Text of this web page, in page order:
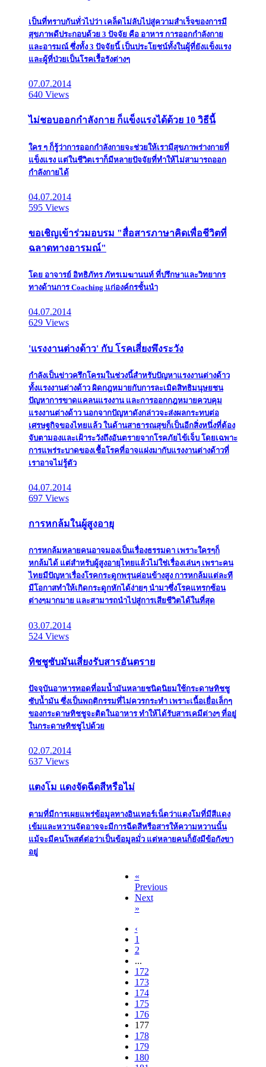
เป็นที่ทราบกันทั่วไปว่า เคล็ดไม่ลับไปสู่ความสำเร็จของการมี
สุขภาพดีประกอบด้วย 3 ปัจจัย คือ อาหาร การออกกำลังกาย
และอารมณ์ ซึ่งทั้ง 3 ปัจจัยนี้ เป็นประโยชน์ทั้งในผู้ที่ยังแข็งแรง
และผู้ที่ป่วยเป็นโรคเรื้อรังต่างๆ
07.07.2014
640 Views
ไม่ชอบออกกำลังกาย ก็แข็งแรงได้ด้วย 10 วิธีนี้
ใคร ๆ ก็รู้ว่าการออกกำลังกายจะช่วยให้เรามีสุขภาพร่างกายที่
แข็งแรง แต่ในชีวิตเราก็มีหลายปัจจัยที่ทำให้ไม่สามารถออก
กำลังกายได้
04.07.2014
595 Views
ขอเชิญเข้าร่วมอบรม "สื่อสารภาษาคิดเพื่อชีวิตที่
ฉลาดทางอารมณ์"
โดย อาจารย์ อิทธิภัทร ภัทรเมฆานนท์ ที่ปรึกษาและวิทยากร
ทางด้านการ Coaching แก่องค์กรชั้นนำ
04.07.2014
629 Views
'แรงงานต่างด้าว' กับ โรคเสี่ยงพึงระวัง
กำลังเป็นข่าวครึกโครมในช่วงนี้สำหรับปัญหาแรงงานต่างด้าว
ทั้งแรงงานต่างด้าว ผิดกฎหมายกับการละเมิดสิทธิมนุษยชน
ปัญหาการขาดแคลนแรงงาน และการออกกฎหมายควบคุม
แรงงานต่างด้าว นอกจากปัญหาดังกล่าวจะส่งผลกระทบต่อ
เศรษฐกิจของไทยแล้ว ในด้านสาธารณสุขก็เป็นอีกสิ่งหนึ่งที่ต้อง
จับตามองและเฝ้าระวังถึงอันตรายจากโรคภัยไข้เจ็บ โดยเฉพาะ
การแพร่ระบาดของเชื้อโรคที่อาจแฝงมากับแรงงานต่างด้าวที่
เราอาจไม่รู้ตัว
04.07.2014
697 Views
การหกล้มในผู้สูงอายุ
การหกล้มหลายคนอาจมองเป็นเรื่องธรรมดา เพราะใครๆก็
หกล้มได้ แต่สำหรับผู้สูงอายุไทยแล้วไม่ใช่เรื่องเล่นๆ เพราะคน
ไทยมีปัญหาเรื่องโรคกระดูกพรุนค่อนข้างสูง การหกล้มแต่ละที
มีโอกาสทำให้เกิดกระดูกหักได้ง่ายๆ นำมาซึ่งโรคแทรกซ้อน
ต่างๆมากมาย และสามารถนำไปสู่การเสียชีวิตได้ในที่สุด
03.07.2014
524 Views
ทิชชูซับมันเสี่ยงรับสารอันตราย
ปัจจุบันอาหารทอดที่อมน้ำมันหลายชนิดนิยมใช้กระดาษทิชชู
ซับน้ำมัน ซึ่งเป็นพฤติกรรมที่ไม่ควรกระทำ เพราะเนื้อเยื่อเล็กๆ
ของกระดาษทิชชูจะติดในอาหาร ทำให้ได้รับสารเคมีต่างๆ ที่อยู่
ในกระดาษทิชชูไปด้วย
02.07.2014
637 Views
แตงโม แดงจัดฉีดสีหรือไม่
ตามที่มีการเผยแพร่ข้อมูลทางอินเทอร์เน็ตว่าแตงโมที่มีสีแดง
เข้มและหวานจัดอาจจะมีการฉีดสีหรือสารให้ความหวานนั้น
แม้จะมีคนโพสต์ต่อว่าเป็นข้อมูลมั่ว แต่หลายคนก็ยังมีข้อกังขา
อยู่
«
Previous
Next
»
‹
1
2
...
172
173
174
175
176
177
178
179
180